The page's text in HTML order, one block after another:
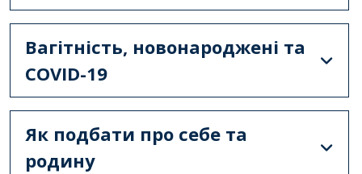
Вагітність, новонароджені та
COVID-19
Як подбати про себе та
родину